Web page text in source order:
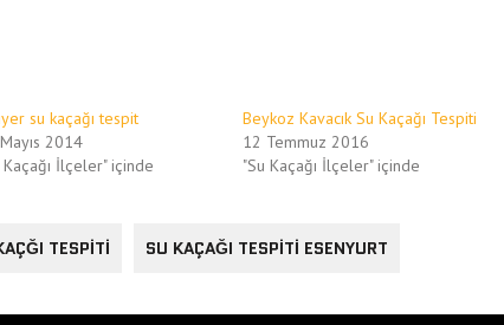
su kaçağı tespit
2014
Kaçağı İlçeler" içinde
Beykoz Kavacık Su Kaçağı Tespiti
12 Temmuz 2016
"Su Kaçağı İlçeler" içinde
TESPITI SU KAÇAĞI TESPITI ESENYURT